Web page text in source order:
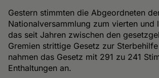
Gestern stimmten die Abgeordneten
Nationalversammlung zum vierten und
das seit Jahren zwischen den
Gremien strittige Gesetz zur
nahmen das Gesetz mit 291 zu 241
Enthaltungen an.